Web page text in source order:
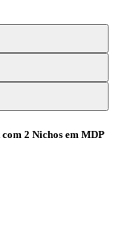
2 Nichos em MDP